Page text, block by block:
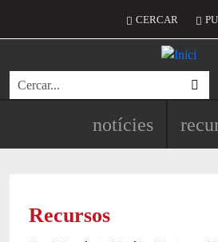
Menú del
CERCAR
Cerca
Navegació
notícies
Recursos